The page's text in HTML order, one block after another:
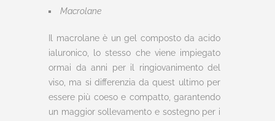
Macrolane
Il macrolane è un gel composto da acido
ialuronico, lo stesso che viene impiegato
ormai da anni per il ringiovanimento del
viso, ma si differenzia da quest ultimo per
essere più coeso e compatto, garantendo
un maggior sollevamento e sostegno per i